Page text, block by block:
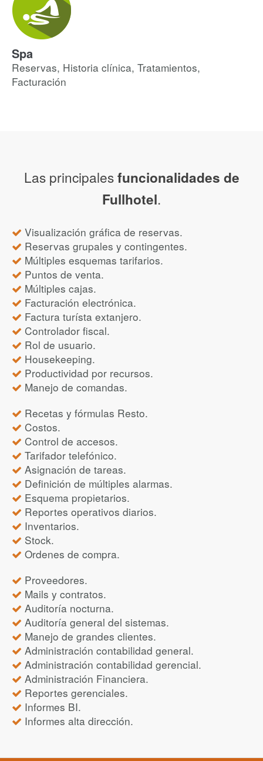
Spa
Reservas, Historia clínica, Tratamientos,
Facturación
Las principalesfuncionalidades de
Fullhotel.
Visualización gráfica de reservas.
Reservas grupales y contingentes.
Múltiples esquemas tarifarios.
Puntos de venta.
Múltiples cajas.
Facturación electrónica.
Factura turísta extanjero.
Controlador fiscal.
Rol de usuario.
Housekeeping.
Productividad por recursos.
Manejo de comandas.
Recetas y fórmulas Resto.
Costos.
Control de accesos.
Tarifador telefónico.
Asignación de tareas.
Definición de múltiples alarmas.
Esquema propietarios.
Reportes operativos diarios.
Inventarios.
Stock.
Ordenes de compra.
Proveedores.
Mails y contratos.
Auditoría nocturna.
Auditoría general del sistemas.
Manejo de grandes clientes.
Administración contabilidad general.
Administración contabilidad gerencial.
Administración Financiera.
Reportes gerenciales.
Informes BI.
Informes alta dirección.